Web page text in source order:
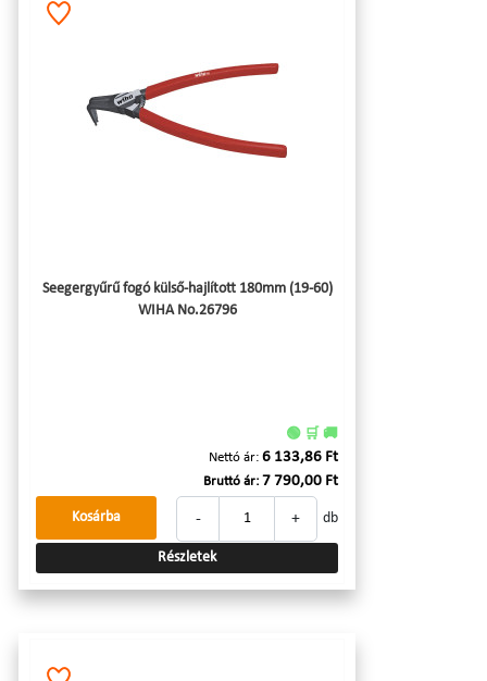
Seegergyűrű fogó külső-hajlított 180mm (19-60)
WIHA No.26796
🟢 🛒 🚚
Nettó ár: 6 133,86 Ft
Bruttó ár: 7 790,00 Ft
- + db
Kosárba
Részletek